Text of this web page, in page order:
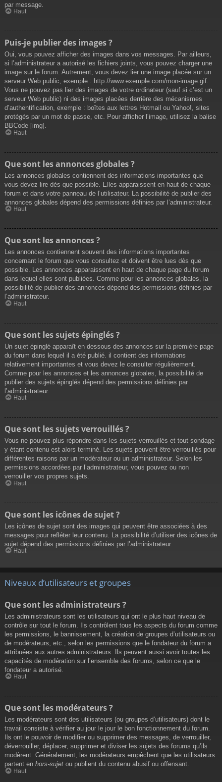
par message.
Haut
Puis-je publier des images ?
Oui, vous pouvez afficher des images dans vos messages. Par ailleurs,
si l’administrateur a autorisé les fichiers joints, vous pouvez charger une
image sur le forum. Autrement, vous devez lier une image placée sur un
serveur Web public, exemple : http://www.exemple.com/mon-image.gif.
Vous ne pouvez pas lier des images de votre ordinateur (sauf si c’est un
serveur Web public) ni des images placées derrière des mécanismes
d’authentification, exemple : boîtes aux lettres Hotmail ou Yahoo!, sites
protégés par un mot de passe, etc. Pour afficher l’image, utilisez la balise
BBCode [img].
Haut
Que sont les annonces globales ?
Les annonces globales contiennent des informations importantes que
vous devez lire dès que possible. Elles apparaissent en haut de chaque
forum et dans votre panneau de l’utilisateur. La possibilité de publier des
annonces globales dépend des permissions définies par l’administrateur.
Haut
Que sont les annonces ?
Les annonces contiennent souvent des informations importantes
concernant le forum que vous consultez et doivent être lues dès que
possible. Les annonces apparaissent en haut de chaque page du forum
dans lequel elles sont publiées. Comme pour les annonces globales, la
possibilité de publier des annonces dépend des permissions définies par
l’administrateur.
Haut
Que sont les sujets épinglés ?
Un sujet épinglé apparaît en dessous des annonces sur la première page
du forum dans lequel il a été publié. il contient des informations
relativement importantes et vous devez le consulter régulièrement.
Comme pour les annonces et les annonces globales, la possibilité de
publier des sujets épinglés dépend des permissions définies par
l’administrateur.
Haut
Que sont les sujets verrouillés ?
Vous ne pouvez plus répondre dans les sujets verrouillés et tout sondage
y étant contenu est alors terminé. Les sujets peuvent être verrouillés pour
différentes raisons par un modérateur ou un administrateur. Selon les
permissions accordées par l’administrateur, vous pouvez ou non
verrouiller vos propres sujets.
Haut
Que sont les icônes de sujet ?
Les icônes de sujet sont des images qui peuvent être associées à des
messages pour refléter leur contenu. La possibilité d’utiliser des icônes de
sujet dépend des permissions définies par l’administrateur.
Haut
Niveaux d’utilisateurs et groupes
Que sont les administrateurs ?
Les administrateurs sont les utilisateurs qui ont le plus haut niveau de
contrôle sur tout le forum. Ils contrôlent tous les aspects du forum comme
les permissions, le bannissement, la création de groupes d’utilisateurs ou
de modérateurs, etc., selon les permissions que le fondateur du forum a
attribuées aux autres administrateurs. Ils peuvent aussi avoir toutes les
capacités de modération sur l’ensemble des forums, selon ce que le
fondateur a autorisé.
Haut
Que sont les modérateurs ?
Les modérateurs sont des utilisateurs (ou groupes d’utilisateurs) dont le
travail consiste à vérifier au jour le jour le bon fonctionnement du forum.
Ils ont le pouvoir de modifier ou supprimer des messages, de verrouiller,
déverrouiller, déplacer, supprimer et diviser les sujets des forums qu’ils
modèrent. Généralement, les modérateurs empêchent que les utilisateurs
partent en hors-sujet ou publient du contenu abusif ou offensant.
Haut